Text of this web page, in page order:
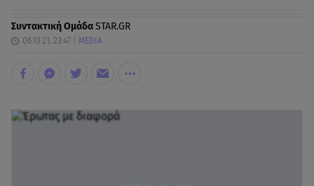
Συντακτική ΟμάδαSTAR.GR
06.10.21, 23:47 MEDIA